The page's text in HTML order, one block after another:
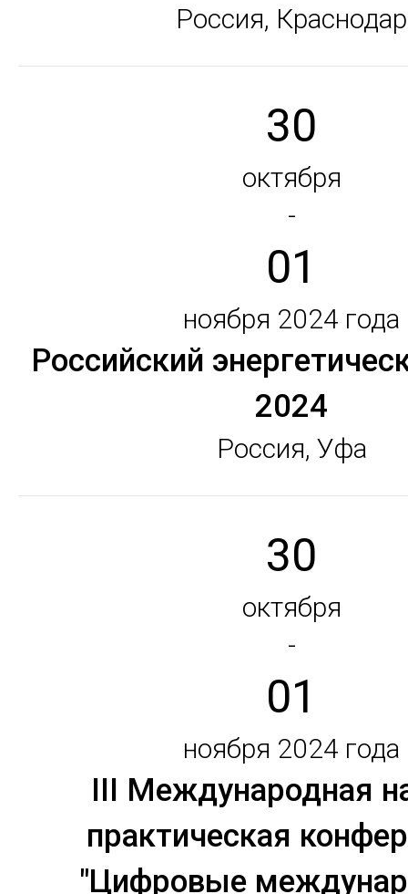
Россия, Краснодар
30
октября
-
01
ноября 2024 года
Российский
2024
Россия, Уфа
30
октября
-
01
ноября 2024 года
III Международная
практическая
"Цифровые